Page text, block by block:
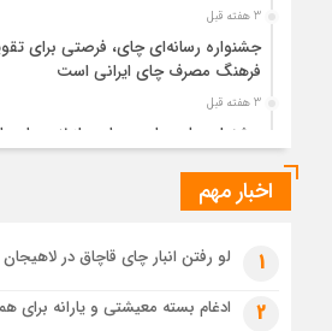
3 هفته قبل
جشنواره رسانه‌ای چای، فرصتی برای
فرهنگ مصرف چای ایرانی است
3 هفته قبل
جشنواره ملی چای، حمایت از لاهیجان
4 هفته قبل
4 هفته قبل
رئوف
اخبار مهم
1 لو رفتن انبار چای قاچاق در لاهیجان
2 ادغام بسته معیشتی و یارانه برای